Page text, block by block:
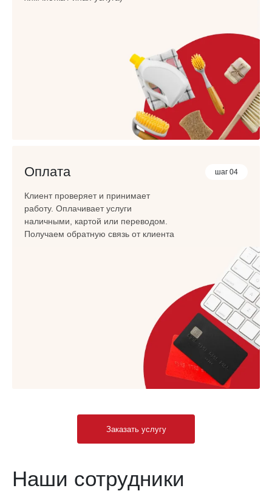
шаг 04
Оплата
Клиент проверяет и принимает
работу. Оплачивает услуги
наличными, картой или переводом.
Получаем обратную связь от клиента
Заказать услугу
Наши сотрудники